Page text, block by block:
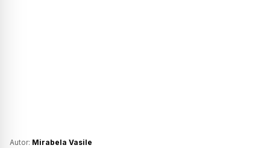
Autor: Mirabela Vasile